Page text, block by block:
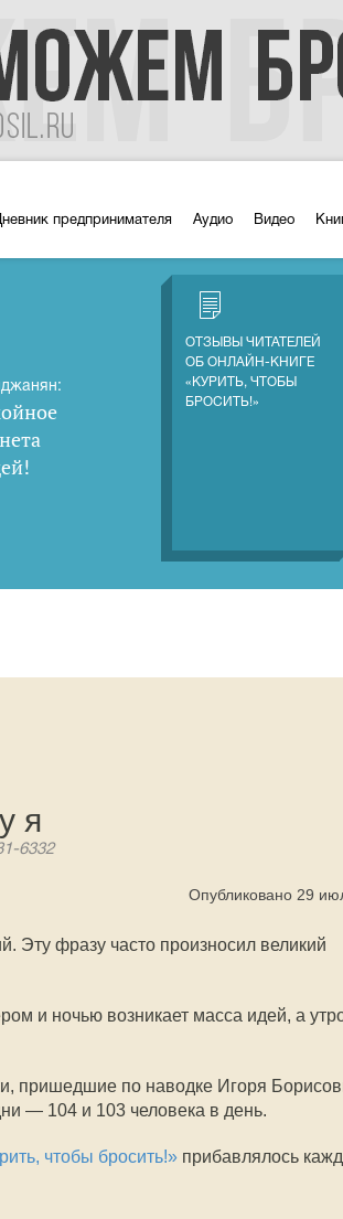
предпринимателя Аудио Видео
!
ОТЗЫВЫ ЧИТАТЕЛЕЙ
ОБ ОНЛАЙН-КНИГЕ
«КУРИТЬ, ЧТОБЫ
БРОСИТЬ!»
я
6332
Опубликовано 29
фразу часто произносил великий
и ночью возникает масса идей, а
пришедшие по наводке Игоря
— 104 и 103 человека в день.
чтобы бросить!» прибавлялось